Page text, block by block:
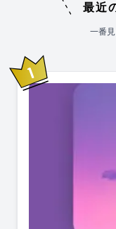
最近
一番
1位